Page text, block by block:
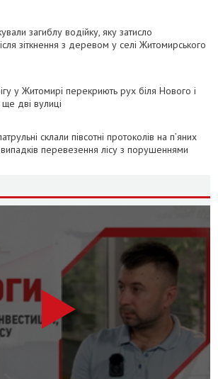
загиблу водійку, яку затисло
зіткнення з деревом у селі Житомирського
у Житомирі перекриють рух біля Нового і
дві вулиці
склали півсотні протоколів на пʼяних
перевезення лісу з порушеннями